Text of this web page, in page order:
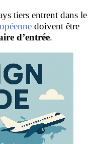
tiers entrent dans le
doivent être
d’entrée.